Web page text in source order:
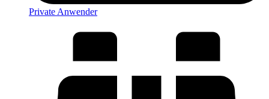
Private Anwender